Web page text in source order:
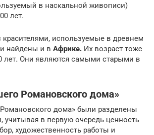
в наскальной живописи)
лет.
красителями, используемые в древнем
найдены и в Африке. Их возраст тоже
лет. Они являются самыми старыми в
Романовского дома»
дома» были разделены
учитывая в первую очередь ценность
художественность работы и